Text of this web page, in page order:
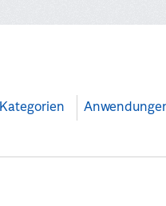
Kategorien